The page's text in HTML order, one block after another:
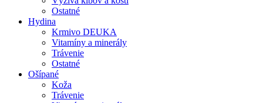
Ostatné
Hydina
Krmivo DEUKA
Vitamíny a minerály
Trávenie
Ostatné
Ošípané
Koža
Trávenie